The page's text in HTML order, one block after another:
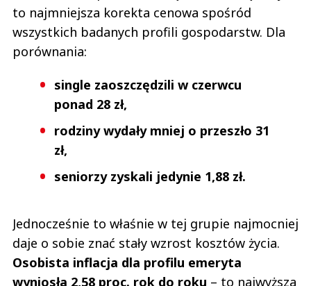
to najmniejsza korekta cenowa spośród
wszystkich badanych profili gospodarstw. Dla
porównania:
single zaoszczędzili w czerwcu
ponad 28 zł,
rodziny wydały mniej o przeszło 31
zł,
seniorzy zyskali jedynie 1,88 zł.
Jednocześnie to właśnie w tej grupie najmocniej
daje o sobie znać stały wzrost kosztów życia.
Osobista inflacja dla profilu emeryta
wyniosła 2,58 proc. rok do roku – to najwyższa